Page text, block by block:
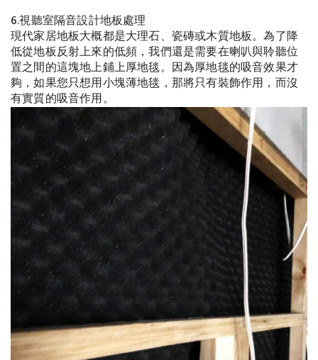
6.視聽室隔音設計地板處理
現代家居地板大概都是大理石、瓷磚或木質地板。為了降
低從地板反射上來的低頻，我們還是需要在喇叭與聆聽位
置之間的這塊地上鋪上厚地毯。因為厚地毯的吸音效果才
夠，如果您只想用小塊薄地毯，那將只有裝飾作用，而沒
有實質的吸音作用。